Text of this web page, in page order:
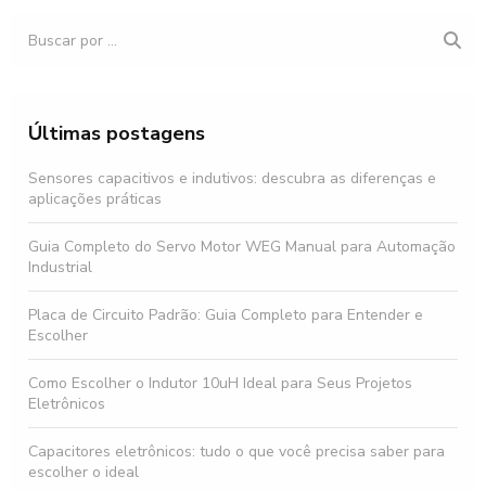
Últimas postagens
Sensores capacitivos e indutivos: descubra as diferenças e
aplicações práticas
Guia Completo do Servo Motor WEG Manual para Automação
Industrial
Placa de Circuito Padrão: Guia Completo para Entender e
Escolher
Como Escolher o Indutor 10uH Ideal para Seus Projetos
Eletrônicos
Capacitores eletrônicos: tudo o que você precisa saber para
escolher o ideal